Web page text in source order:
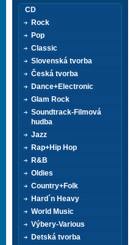
CD
Rock
Pop
Classic
Slovenská tvorba
Česká tvorba
Dance+Electronic
Glam Rock
Soundtrack-Filmová
hudba
Jazz
Rap+Hip Hop
R&B
Oldies
Country+Folk
Hard´n Heavy
World Music
Výbery-Various
Detská tvorba